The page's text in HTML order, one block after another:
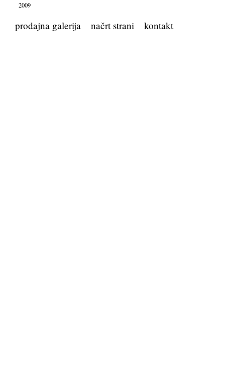
2009
prodajna galerija načrt strani kontakt